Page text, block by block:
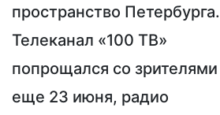
пространство Петербурга.
Телеканал «100 ТВ»
попрощался со зрителями
еще 23 июня, радио